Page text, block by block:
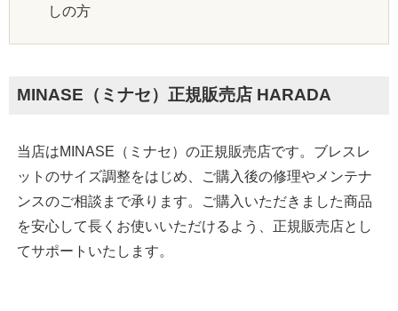
しの方
MINASE（ミナセ）正規販売店 HARADA
当店はMINASE（ミナセ）の正規販売店です。ブレスレ
ットのサイズ調整をはじめ、ご購入後の修理やメンテナ
ンスのご相談まで承ります。ご購入いただきました商品
を安心して長くお使いいただけるよう、正規販売店とし
てサポートいたします。